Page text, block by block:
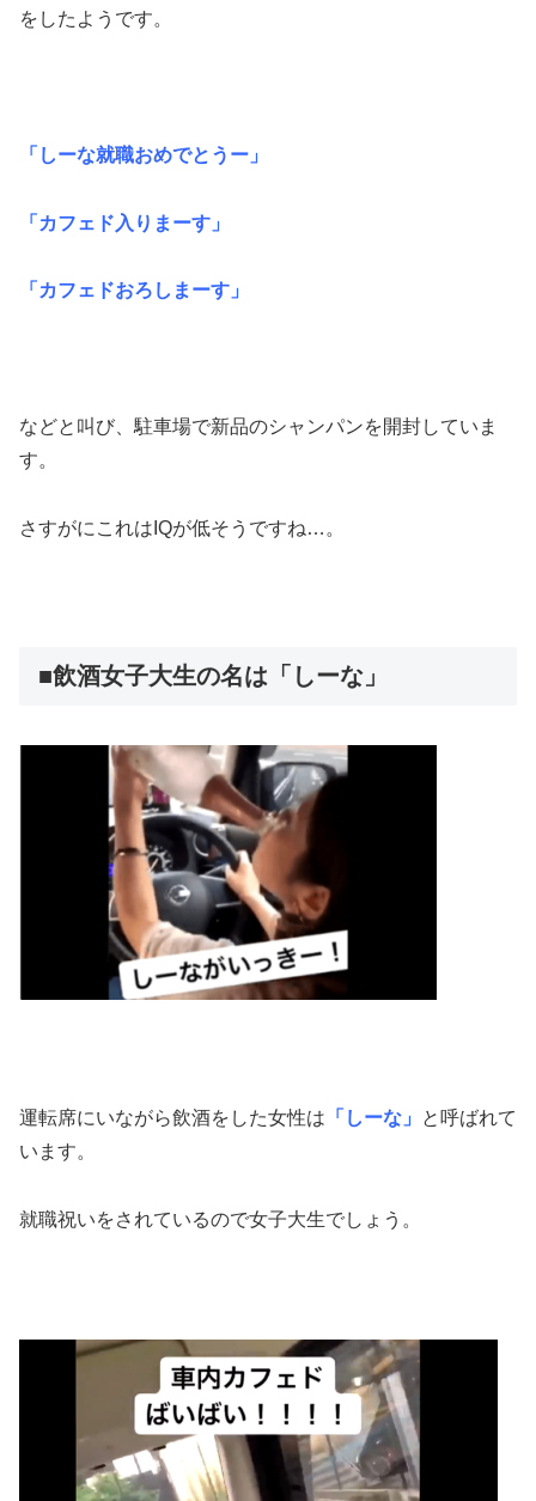
をしたようです。
「しーな就職おめでとうー」
「カフェド入りまーす」
「カフェドおろしまーす」
などと叫び、駐車場で新品のシャンパンを開封していま
す。
さすがにこれはIQが低そうですね…。
■飲酒女子大生の名は「しーな」
運転席にいながら飲酒をした女性は 「しーな」
と呼ばれて
います。
就職祝いをされているので女子大生でしょう。